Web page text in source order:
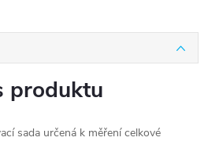
produktu
sada určená k měření celkové